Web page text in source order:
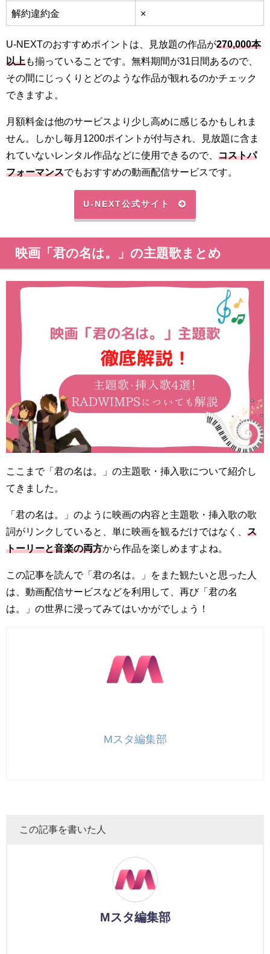
解約違約金 ×
U-NEXTのおすすめポイントは、見放題の作品が270,000本
以上も揃っていることです。無料期間が31日間あるので、
その間にじっくりとどのような作品が観れるのかチェック
できますよ。
月額料金は他のサービスより少し高めに感じるかもしれま
せん。しかし毎月1200ポイントが付与され、見放題に含ま
れていないレンタル作品などに使用できるので、 コストパ
フォーマンスでもおすすめの動画配信サービスです。
U-NEXT公式サイト
映画「君の名は。」の主題歌まとめ
ここまで「君の名は。」の主題歌・挿入歌について紹介し
てきました。
「君の名は。」のように映画の内容と主題歌・挿入歌の歌
詞がリンクしていると、単に映画を観るだけではなく、 ス
トーリーと音楽の両方から作品を楽しめますよね。
この記事を読んで「君の名は。」をまた観たいと思った人
は、動画配信サービスなどを利用して、再び「君の名
は。」の世界に浸ってみてはいかがでしょう！
Mスタ編集部
この記事を書いた人
Mスタ編集部